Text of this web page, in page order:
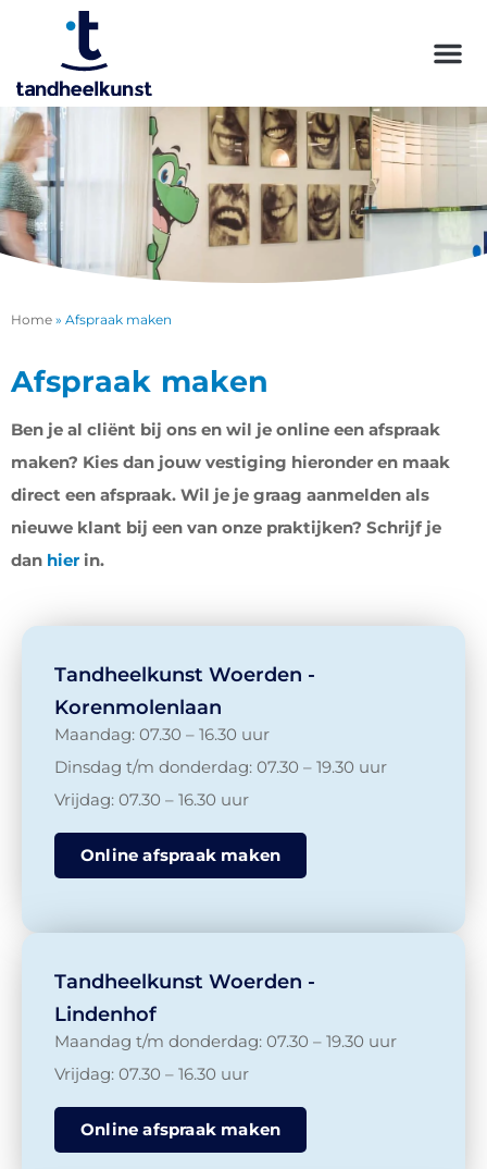
Home » Afspraak maken
Afspraak maken
Ben je al cliënt bij ons en wil je online een afspraak
maken? Kies dan jouw vestiging hieronder en maak
direct een afspraak. Wil je je graag aanmelden als
nieuwe klant bij een van onze praktijken? Schrijf je
dan hierin.
Tandheelkunst Woerden -
Korenmolenlaan
Maandag: 07.30 – 16.30 uur
Dinsdag t/m donderdag: 07.30 – 19.30 uur
Vrijdag: 07.30 – 16.30 uur
Online afspraak maken
Tandheelkunst Woerden -
Lindenhof
Maandag t/m donderdag: 07.30 – 19.30 uur
Vrijdag: 07.30 – 16.30 uur
Online afspraak maken